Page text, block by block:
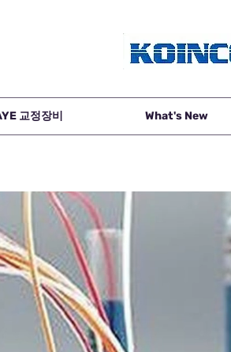
교정장비 What's New